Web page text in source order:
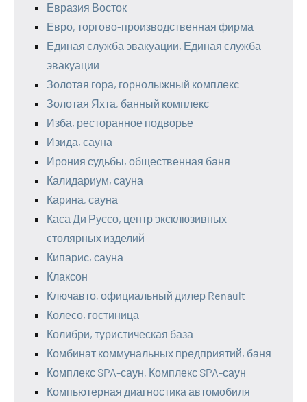
Евразия Восток
Евро, торгово-производственная фирма
Единая служба эвакуации, Единая служба
эвакуации
Золотая гора, горнолыжный комплекс
Золотая Яхта, банный комплекс
Изба, ресторанное подворье
Изида, сауна
Ирония судьбы, общественная баня
Калидариум, сауна
Карина, сауна
Каса Ди Руссо, центр эксклюзивных
столярных изделий
Кипарис, сауна
Клаксон
Ключавто, официальный дилер Renault
Колесо, гостиница
Колибри, туристическая база
Комбинат коммунальных предприятий, баня
Комплекс SPA-саун, Комплекс SPA-саун
Компьютерная диагностика автомобиля